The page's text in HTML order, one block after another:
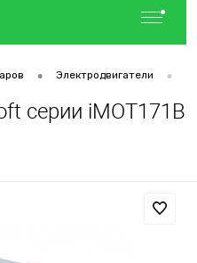
• Электродвигатели •
серии iMOT171B